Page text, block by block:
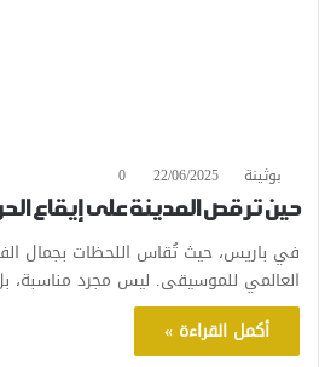
بوثينة 22/06/2025
0
حين ترقص المدينة على إيقاع
في باريس، حيث تُقاس اللحظات بجمال
العالمي للموسيقى. ليس مجرد
أكمل القراءة »